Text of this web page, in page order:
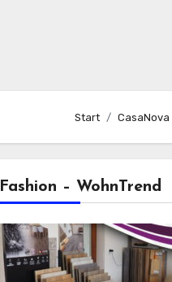
Start
Fashion – WohnTrend